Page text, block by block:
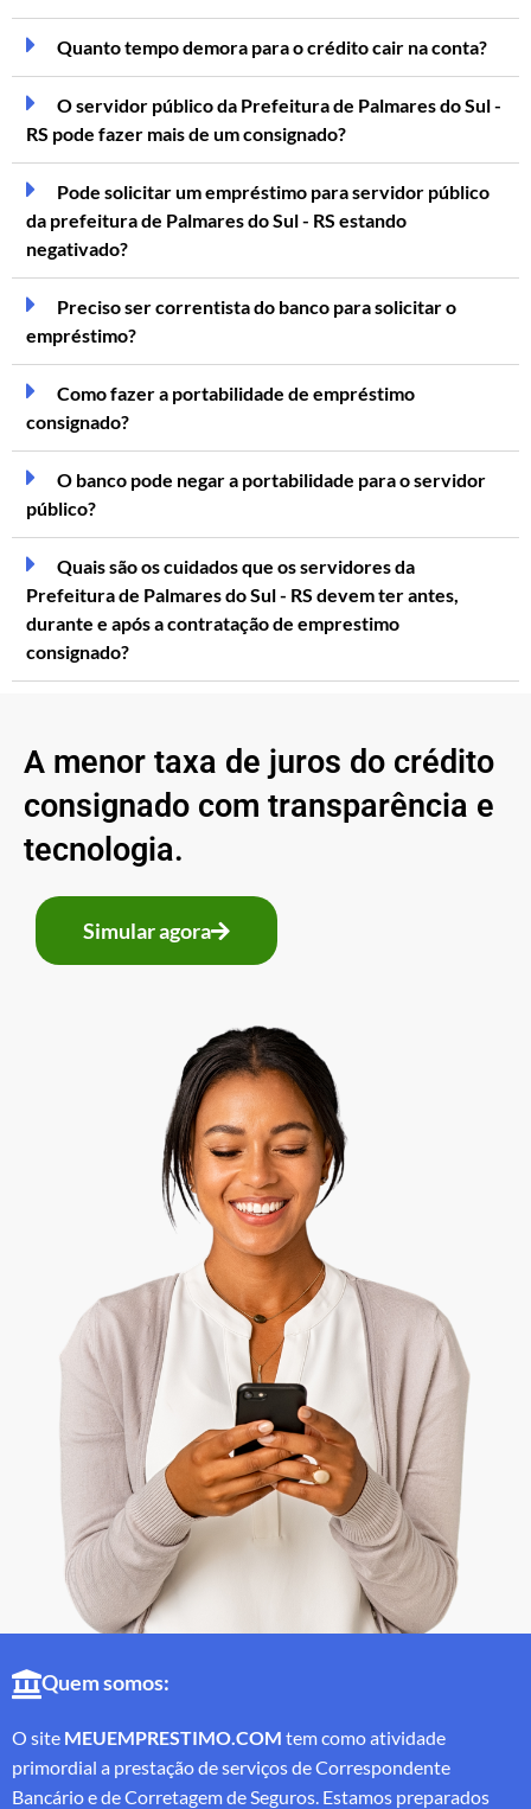
Quanto tempo demora para o crédito cair na conta?
O servidor público da Prefeitura de Palmares do Sul -
RS pode fazer mais de um consignado?
Pode solicitar um empréstimo para servidor público
da prefeitura de Palmares do Sul - RS estando
negativado?
Preciso ser correntista do banco para solicitar o
empréstimo?
Como fazer a portabilidade de empréstimo
consignado?
O banco pode negar a portabilidade para o servidor
público?
Quais são os cuidados que os servidores da
Prefeitura de Palmares do Sul - RS devem ter antes,
durante e após a contratação de emprestimo
consignado?
A menor taxa de juros do crédito
consignado com transparência e
tecnologia.
Simular agora
Quem somos:
O site MEUEMPRESTIMO.COM tem como atividade
primordial a prestação de serviços de Correspondente
Bancário e de Corretagem de Seguros. Estamos preparados